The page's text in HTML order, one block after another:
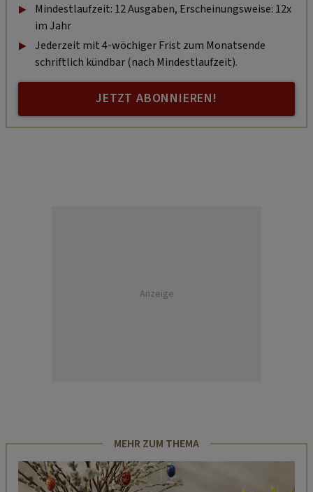
Mindestlaufzeit: 12 Ausgaben, Erscheinungsweise: 12x
im Jahr
Jederzeit mit 4-wöchiger Frist zum Monatsende
schriftlich kündbar (nach Mindestlaufzeit).
JETZT ABONNIEREN!
Anzeige
MEHR ZUM THEMA